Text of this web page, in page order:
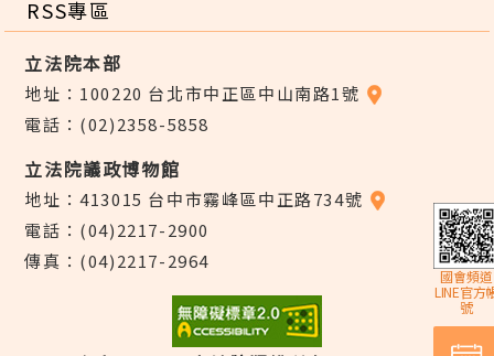
RSS專區
立法院本部
地址：100220 台北市中正區中山南路1號
電話：(02)2358-5858
立法院議政博物館
地址：413015 台中市霧峰區中正路734號
電話：(04)2217-2900
傳真：(04)2217-2964
國會頻道
LINE官方
號